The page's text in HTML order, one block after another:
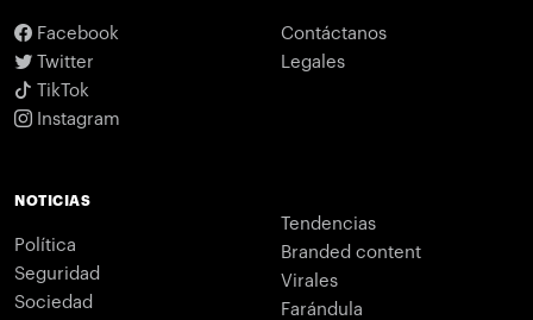
Facebook
Twitter
TikTok
Instagram
Contáctanos
Legales
NOTICIAS
Política
Seguridad
Sociedad
Tendencias
Branded content
Virales
Farándula